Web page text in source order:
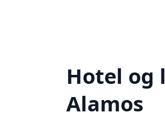
Hotel og
Alamos